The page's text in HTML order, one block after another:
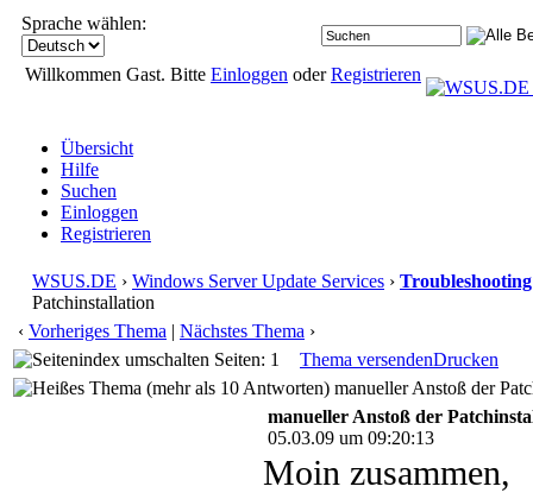
Sprache wählen:
Willkommen Gast. Bitte Einloggen oderRegistrieren
Übersicht
Hilfe
Suchen
Einloggen
Registrieren
WSUS.DE › Windows Server Update Services › Troubleshooting
Patchinstallation
‹ Vorheriges Thema | Nächstes Thema ›
Seiten: 1
Thema versendenDrucken
manueller Anstoß der
manueller Anstoß der
05.03.09 um 09:20:13
Moin zusammen,